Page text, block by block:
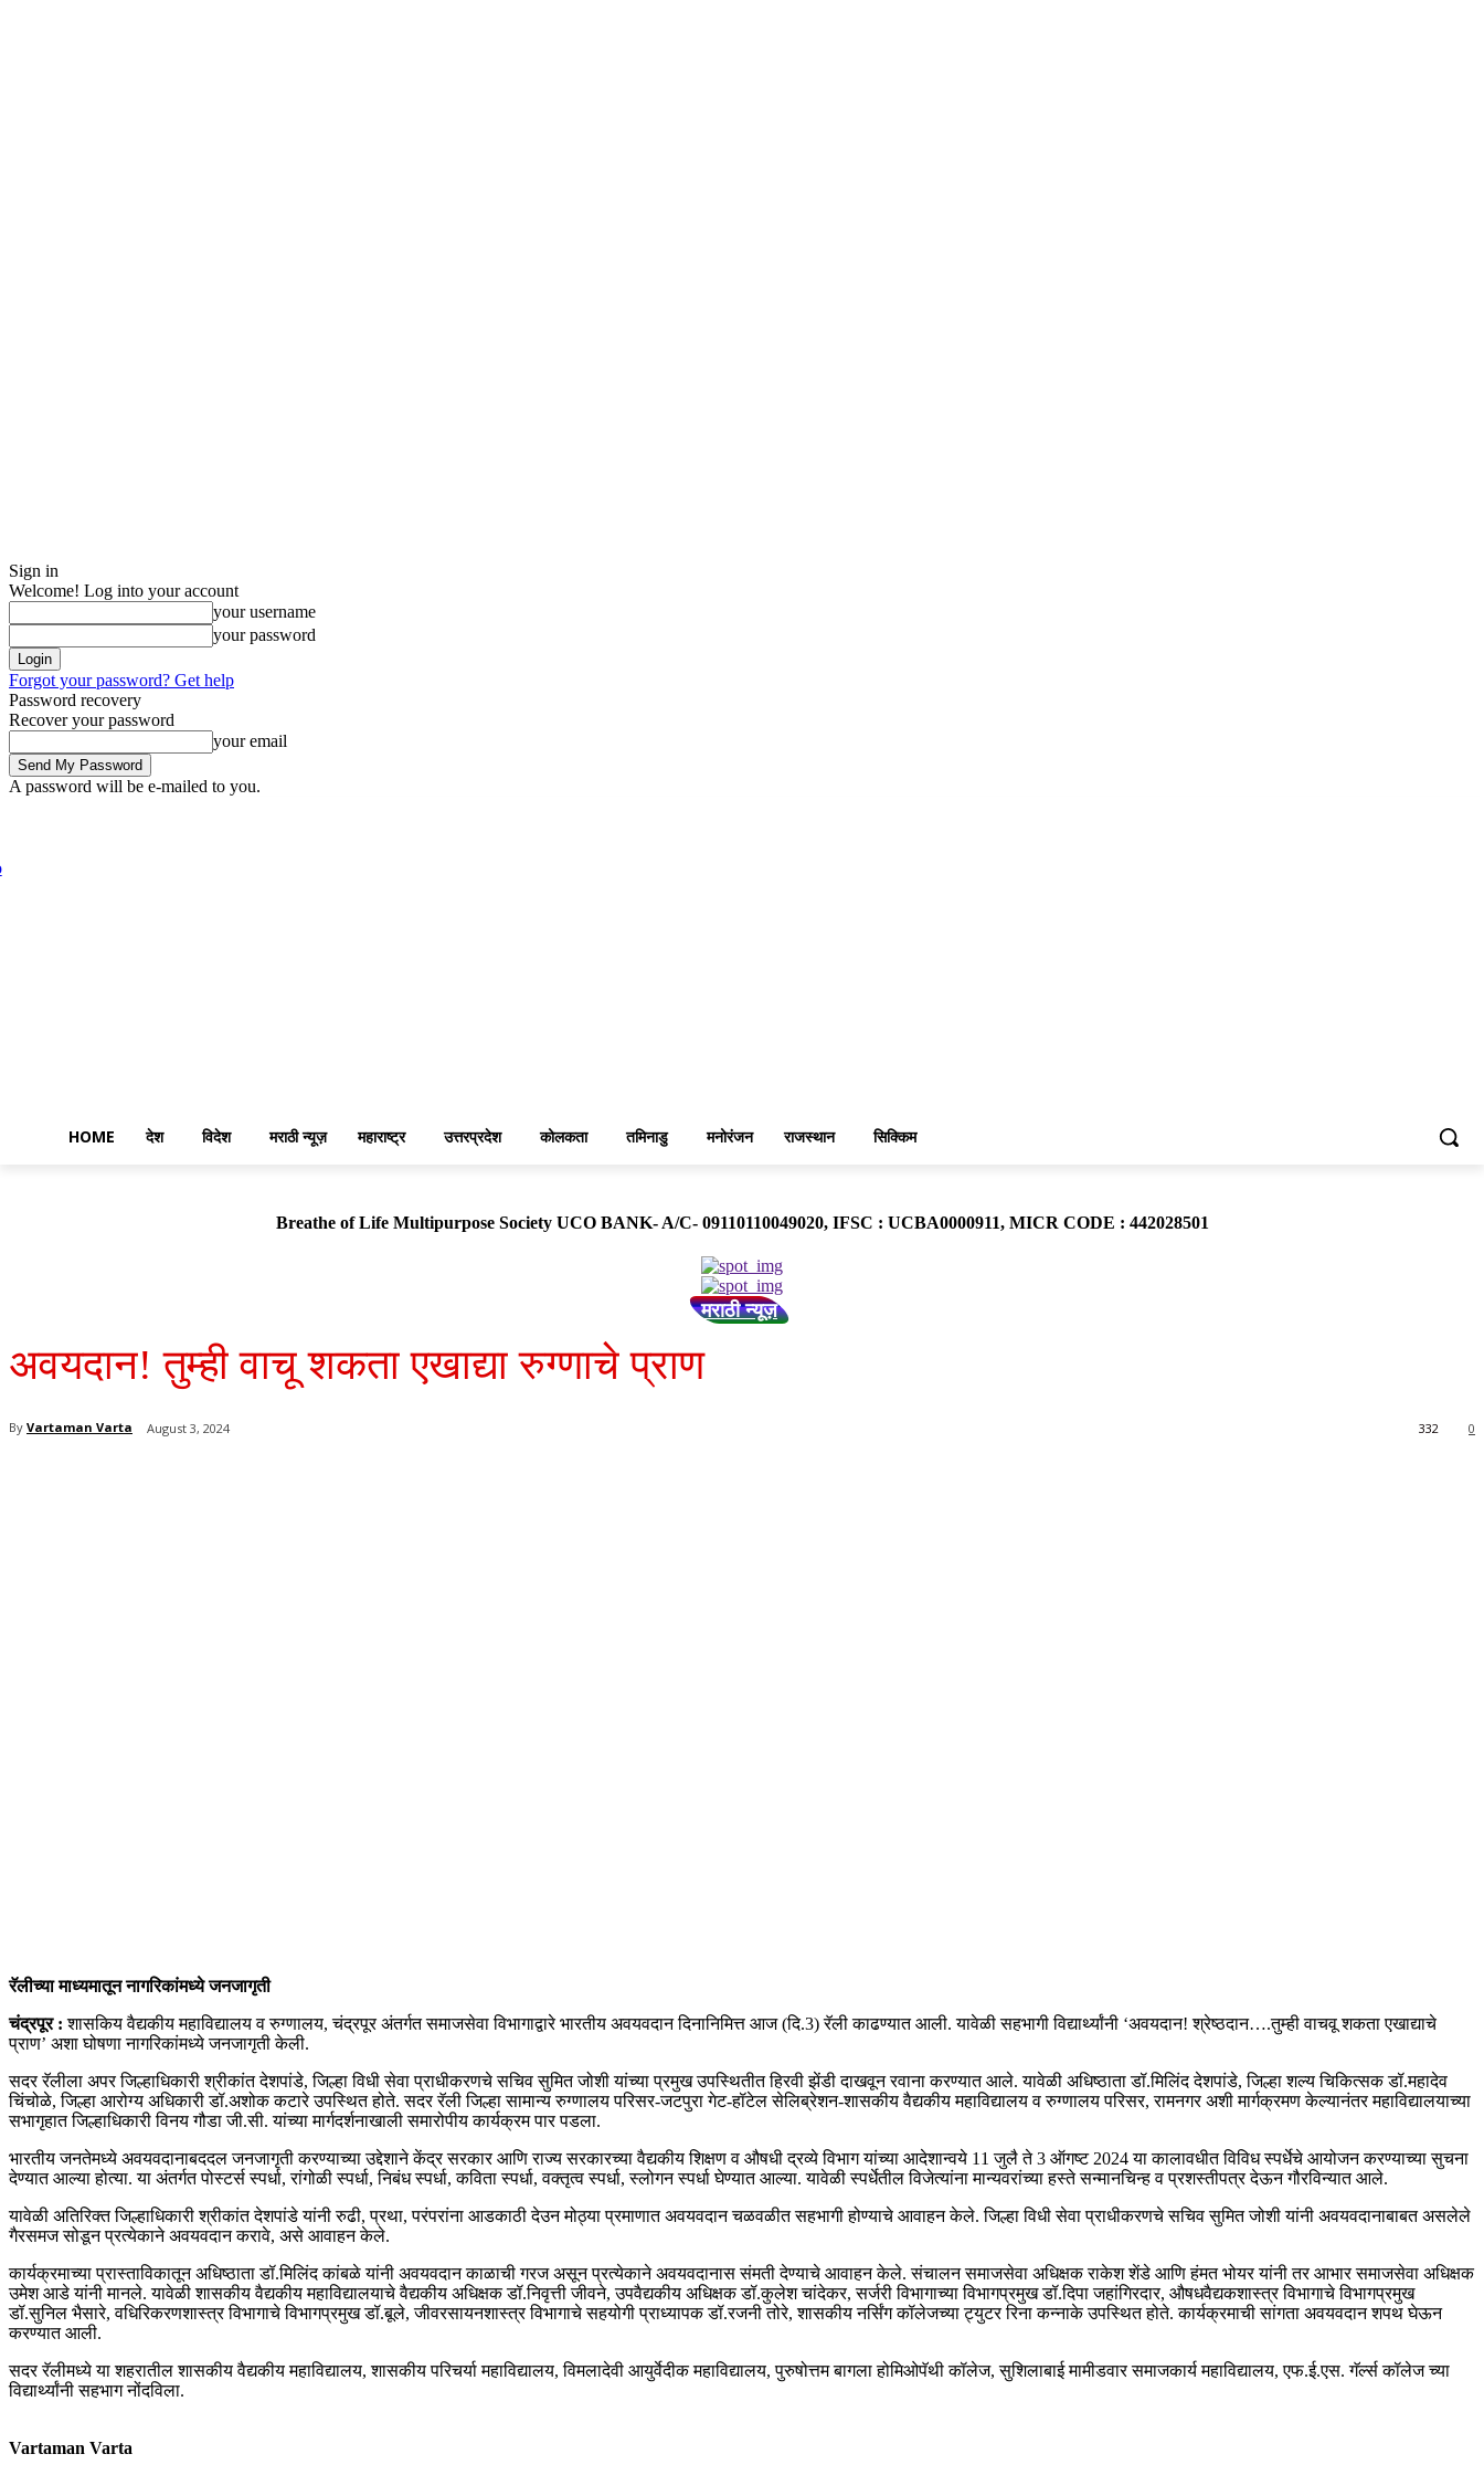
Sign in
Welcome! Log into your account
your username
your password
Forgot your password? Get help
Password recovery
Recover your password
your email
A password will be e-mailed to you.
HOME देश विदेश मराठी न्यूज़ महाराष्ट्र उत्तरप्रदेश कोलकता तमिनाडु मनोरंजन राजस्थान सिक्किम
Breathe of Life Multipurpose Society UCO BANK- A/C- 09110110049020, IFSC : UCBA0000911, MICR CODE : 442028501
मराठी न्यूज़
अवयदान! तुम्ही वाचू शकता एखाद्या रुग्णाचे प्राण
By Vartaman Varta August 3, 2024 0
332
रॅलीच्या माध्यमातून नागरिकांमध्ये जनजागृती
चंद्रपूर : शासकिय वैद्यकीय महाविद्यालय व रुग्णालय, चंद्रपूर अंतर्गत समाजसेवा विभागाद्वारे भारतीय अवयवदान दिनानिमित्त आज (दि.3) रॅली काढण्यात आली. यावेळी सहभागी विद्यार्थ्यांनी ‘अवयदान! श्रेष्ठदान….तुम्ही वाचवू शकता एखाद्याचे
प्राण’ अशा घोषणा नागरिकांमध्ये जनजागृती केली.
सदर रॅलीला अपर जिल्हाधिकारी श्रीकांत देशपांडे, जिल्हा विधी सेवा प्राधीकरणचे सचिव सुमित जोशी यांच्या प्रमुख उपस्थितीत हिरवी झेंडी दाखवून रवाना करण्यात आले. यावेळी अधिष्ठाता डॉ.मिलिंद देशपांडे, जिल्हा शल्य चिकित्सक डॉ.महादेव
चिंचोळे, जिल्हा आरोग्य अधिकारी डॉ.अशोक कटारे उपस्थित होते. सदर रॅली जिल्हा सामान्य रुग्णालय परिसर-जटपुरा गेट-हॉटेल सेलिब्रेशन-शासकीय वैद्यकीय महाविद्यालय व रुग्णालय परिसर, रामनगर अशी मार्गक्रमण केल्यानंतर महाविद्यालयाच्या
सभागृहात जिल्हाधिकारी विनय गौडा जी.सी. यांच्या मार्गदर्शनाखाली समारोपीय कार्यक्रम पार पडला.
भारतीय जनतेमध्ये अवयवदानाबददल जनजागृती करण्याच्या उद्देशाने केंद्र सरकार आणि राज्य सरकारच्या वैद्यकीय शिक्षण व औषधी द्रव्ये विभाग यांच्या आदेशान्वये 11 जुलै ते 3 ऑगष्ट 2024 या कालावधीत विविध स्पर्धेचे आयोजन करण्याच्या सुचना
देण्यात आल्या होत्या. या अंतर्गत पोस्टर्स स्पर्धा, रांगोळी स्पर्धा, निबंध स्पर्धा, कविता स्पर्धा, वक्तृत्व स्पर्धा, स्लोगन स्पर्धा घेण्यात आल्या. यावेळी स्पर्धेतील विजेत्यांना मान्यवरांच्या हस्ते सन्मानचिन्ह व प्रशस्तीपत्र देऊन गौरविन्यात आले.
यावेळी अतिरिक्त जिल्हाधिकारी श्रीकांत देशपांडे यांनी रुढी, प्रथा, परंपरांना आडकाठी देउन मोठ्या प्रमाणात अवयवदान चळवळीत सहभागी होण्याचे आवाहन केले. जिल्हा विधी सेवा प्राधीकरणचे सचिव सुमित जोशी यांनी अवयवदानाबाबत असलेले
गैरसमज सोडून प्रत्येकाने अवयवदान करावे, असे आवाहन केले.
कार्यक्रमाच्या प्रास्ताविकातून अधिष्ठाता डॉ.मिलिंद कांबळे यांनी अवयवदान काळाची गरज असून प्रत्येकाने अवयवदानास संमती देण्याचे आवाहन केले. संचालन समाजसेवा अधिक्षक राकेश शेंडे आणि हंमत भोयर यांनी तर आभार समाजसेवा अधिक्षक
उमेश आडे यांनी मानले. यावेळी शासकीय वैद्यकीय महाविद्यालयाचे वैद्यकीय अधिक्षक डॉ.निवृत्ती जीवने, उपवैद्यकीय अधिक्षक डॉ.कुलेश चांदेकर, सर्जरी विभागाच्या विभागप्रमुख डॉ.दिपा जहांगिरदार, औषधवैद्यकशास्त्र विभागाचे विभागप्रमुख
डॉ.सुनिल भैसारे, वधिरिकरणशास्त्र विभागाचे विभागप्रमुख डॉ.बूले, जीवरसायनशास्त्र विभागाचे सहयोगी प्राध्यापक डॉ.रजनी तोरे, शासकीय नर्सिंग कॉलेजच्या ट्युटर रिना कन्नाके उपस्थित होते. कार्यक्रमाची सांगता अवयवदान शपथ घेऊन
करण्यात आली.
सदर रॅलीमध्ये या शहरातील शासकीय वैद्यकीय महाविद्यालय, शासकीय परिचर्या महाविद्यालय, विमलादेवी आयुर्वेदीक महाविद्यालय, पुरुषोत्तम बागला होमिओपॅथी कॉलेज, सुशिलाबाई मामीडवार समाजकार्य महाविद्यालय, एफ.ई.एस. गॅर्ल्स कॉलेज च्या
विद्यार्थ्यांनी सहभाग नोंदविला.
Vartaman Varta